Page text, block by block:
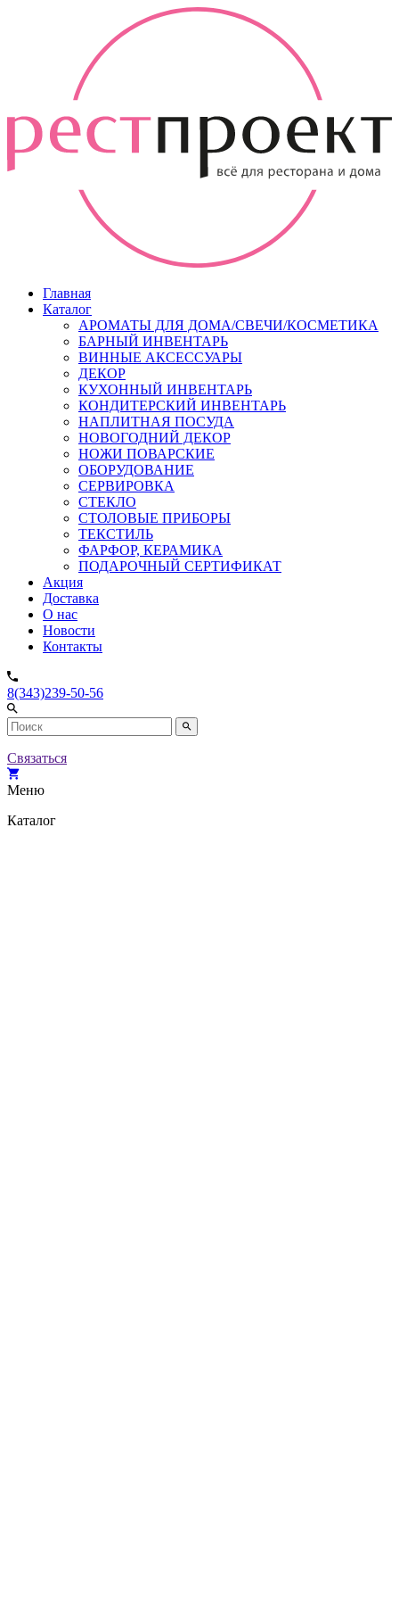
Главная
Каталог
АРОМАТЫ ДЛЯ ДОМА/СВЕЧИ/КОСМЕТИКА
БАРНЫЙ ИНВЕНТАРЬ
ВИННЫЕ АКСЕССУАРЫ
ДЕКОР
КУХОННЫЙ ИНВЕНТАРЬ
КОНДИТЕРСКИЙ ИНВЕНТАРЬ
НАПЛИТНАЯ ПОСУДА
НОВОГОДНИЙ ДЕКОР
НОЖИ ПОВАРСКИЕ
ОБОРУДОВАНИЕ
СЕРВИРОВКА
СТЕКЛО
СТОЛОВЫЕ ПРИБОРЫ
ТЕКСТИЛЬ
ФАРФОР, КЕРАМИКА
ПОДАРОЧНЫЙ СЕРТИФИКАТ
Акция
Доставка
О нас
Новости
Контакты
8(343)239-50-56
Связаться
Меню
Каталог